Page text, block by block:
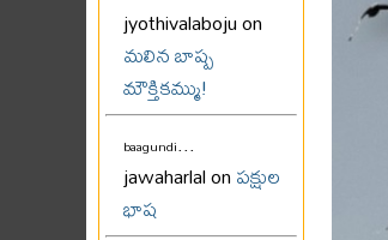
jyothivalaboju on
మలిన బాష్ప
మౌక్తికమ్ము!
baagundi...
jawaharlal onపక్షుల
భాష